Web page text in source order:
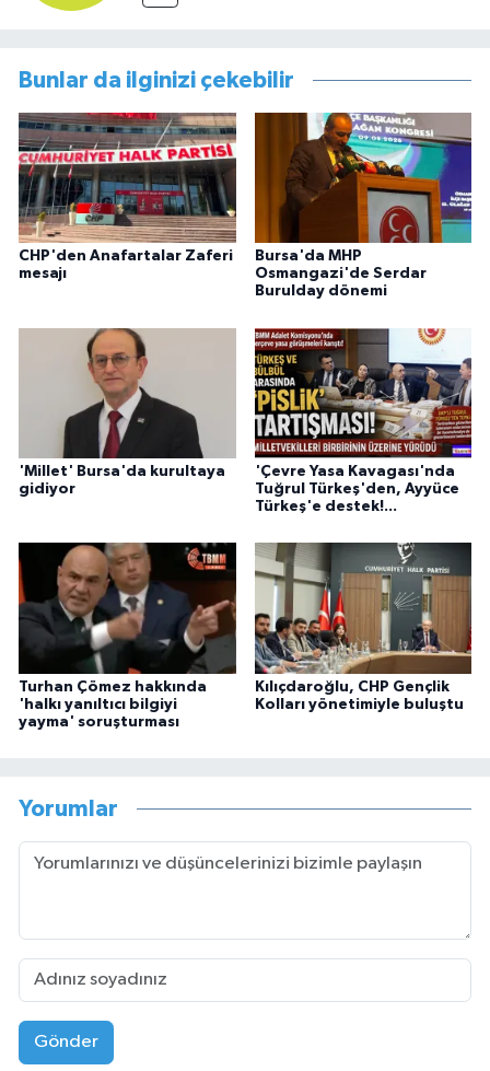
Bunlar da ilginizi çekebilir
CHP'den Anafartalar Zaferi
mesajı
Bursa'da MHP
Osmangazi'de Serdar
Burulday dönemi
'Millet' Bursa'da kurultaya
gidiyor
'Çevre Yasa Kavagası'nda
Tuğrul Türkeş'den, Ayyüce
Türkeş'e destek!...
Turhan Çömez hakkında
'halkı yanıltıcı bilgiyi
yayma' soruşturması
Kılıçdaroğlu, CHP Gençlik
Kolları yönetimiyle buluştu
Yorumlar
Gönder